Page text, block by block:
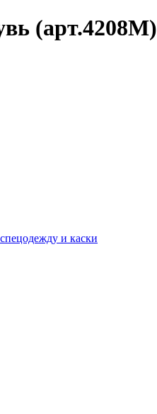
(арт.4208М)
и каски